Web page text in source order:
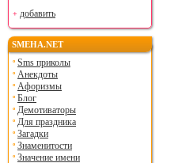
добавить
SMEHA.NET
Sms приколы
Анекдоты
Афоризмы
Блог
Демотиваторы
Для праздника
Загадки
Знаменитости
Значение имени